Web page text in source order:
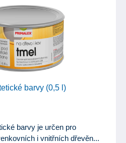
barvy (0,5 l)
barvy je určen pro
i vnitřních dřevěn...